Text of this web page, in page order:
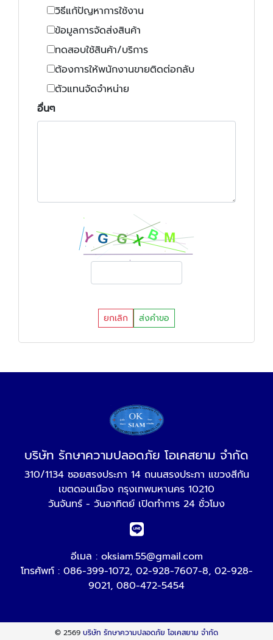
วิธีแก้ปัญหาการใช้งาน
ข้อมูลการจัดส่งสินค้า
ทดสอบใช้สินค้า/บริการ
ต้องการให้พนักงานขายติดต่อกลับ
ตัวแทนจัดจำหน่าย
อื่นๆ
ยกเลิก ส่งคำขอ
บริษัท รักษาความปลอดภัย โอเคสยาม จำกัด
310/1134 ซอยสรงประภา 14 ถนนสรงประภา แขวงสีกัน
เขตดอนเมือง กรุงเทพมหานคร 10210
วันจันทร์ - วันอาทิตย์ เปิดทำการ 24 ชั่วโมง
อีเมล : oksiam.55@gmail.com
โทรศัพท์ : 086-399-1072, 02-928-7607-8, 02-928-
9021, 080-472-5454
© 2569 บริษัท รักษาความปลอดภัย โอเคสยาม จำกัด